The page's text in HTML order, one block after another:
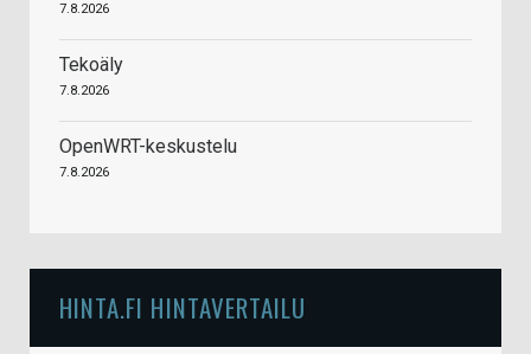
7.8.2026
Tekoäly
7.8.2026
OpenWRT-keskustelu
7.8.2026
HINTA.FI HINTAVERTAILU